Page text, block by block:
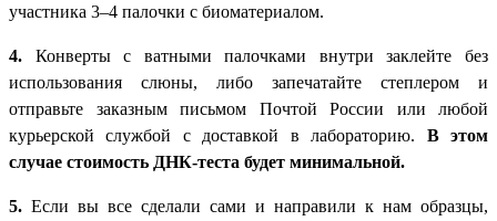
участника 3–4 палочки с биоматериалом.
4. Конверты с ватными палочками внутри заклейте без
использования слюны, либо запечатайте степлером и
отправьте заказным письмом Почтой России или любой
курьерской службой с доставкой в лабораторию. В этом
случае стоимость ДНК-теста будет минимальной.
5. Если вы все сделали сами и направили к нам образцы,